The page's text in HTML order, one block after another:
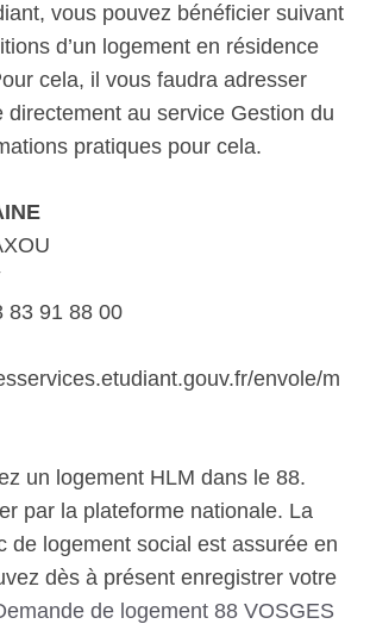
vous pouvez bénéficier suivant
d’un logement en résidence
cela, il vous faudra adresser
directement au service Gestion du
pratiques pour cela.
83 91 88 00
envole/m
un logement HLM dans le 88.
par la plateforme nationale. La
de logement social est assurée en
dès à présent enregistrer votre
de logement 88 VOSGES